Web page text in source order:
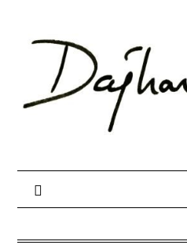
content